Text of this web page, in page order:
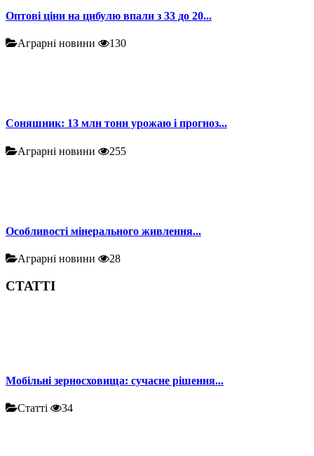
Оптові ціни на цибулю впали з 33 до 20...
Аграрні новини 130
Соняшник: 13 млн тонн урожаю і прогноз...
Аграрні новини 255
Особливості мінерального живлення...
Аграрні новини 28
СТАТТІ
Мобільні зерносховища: сучасне рішення...
Статті 34